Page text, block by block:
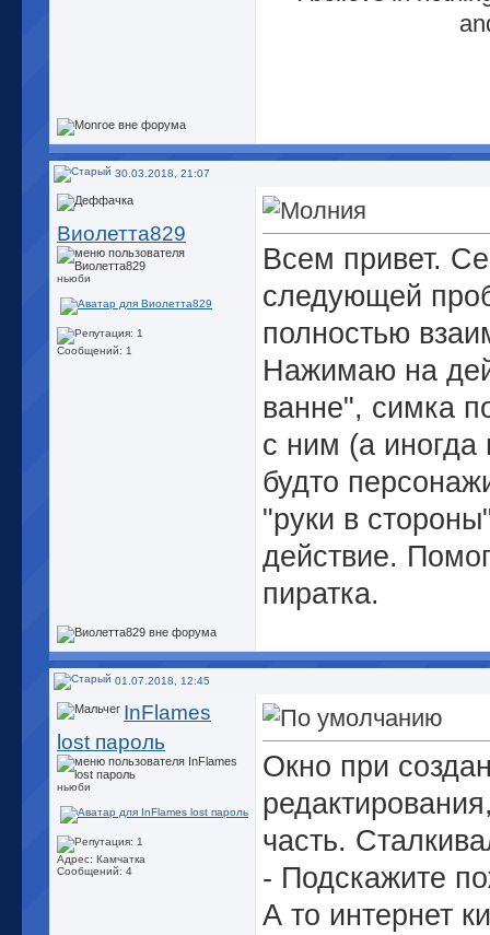
30.03.2018, 21:07
Виолетта829
ньюби
Сообщений: 1
Всем привет.
следующей
полностью
Нажимаю на
ванне", симка
с ним (а иногда
будто
"руки в
действие.
пиратка.
01.07.2018, 12:45
InFlames
lost пароль
ньюби
Адрес: Камчатка
Сообщений: 4
Окно при
часть.
- Подскажите
А то интернет